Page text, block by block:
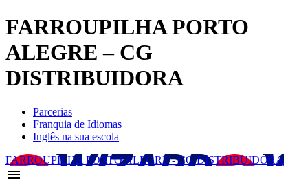
FARROUPILHA PORTO
ALEGRE – CG
DISTRIBUIDORA
Parcerias
Franquia de Idiomas
Inglês na sua escola
FARROUPILHA PORTO ALEGRE - CG DISTRIBUIDORA
menu